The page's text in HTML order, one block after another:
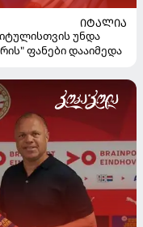
ᲘᲢᲐᲚᲘᲐ
უნდა
ფანები დააიმედა